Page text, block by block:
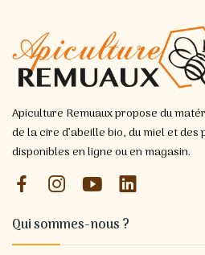
Apiculture Remuaux propose du
de la cire d’abeille bio, du miel et
disponibles en ligne ou en magasin.
Qui sommes-nous ?